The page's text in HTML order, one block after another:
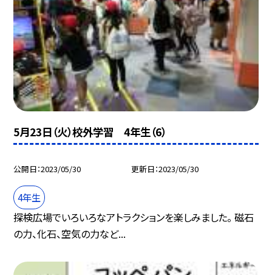
5月23日（火）校外学習 4年生（6）
公開日 2023/05/30 更新日 2023/05/30
4年生
探検広場でいろいろなアトラクションを楽しみました。 磁石
の力、化石、空気の力など...